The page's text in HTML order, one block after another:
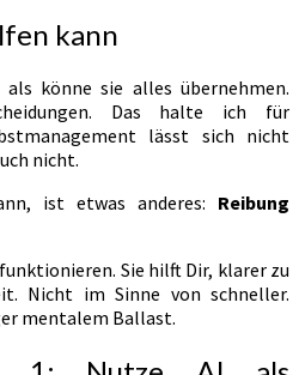
kann
könne sie alles übernehmen.
Das halte ich für
lässt sich nicht
nicht.
ist etwas anderes: Reibung
Sie hilft Dir, klarer zu
Nicht im Sinne von schneller.
mentalem Ballast.